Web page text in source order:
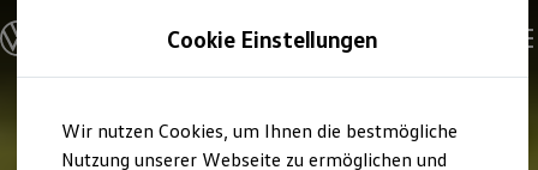
Hauptinhalt
springen
Footer
springen
Modelle und Konfigurator
Konfigurator
Modelle vergleichen
Elektroautos
ENERGY Sondermodelle
Cookie Einstellungen
Wir nutzen Cookies, um Ihnen die bestmögliche
Nutzung unserer Webseite zu ermöglichen und